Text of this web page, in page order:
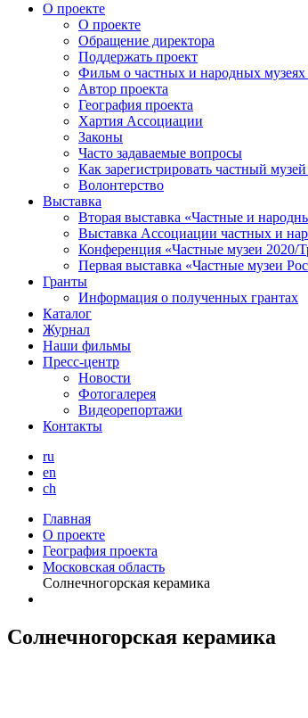
О проекте
О проекте
Обращение директора
Поддержать проект
Фильм о частных и народных музеях
Автор проекта
География проекта
Хартия Ассоциации
Законы
Часто задаваемые вопросы
Как зарегистрировать частный
Волонтерство
Выставка
Вторая выставка «Частные и
Выставка Ассоциации частных и
Конференция «Частные музеи 2020/
Первая выставка «Частные музеи
Гранты
Информация о полученных грантах
Каталог
Журнал
Наши фильмы
Пресс-центр
Новости
Фотогалерея
Видеорепортажи
Контакты
ru
en
ch
Главная
О проекте
География проекта
Московская область
Солнечногорская керамика
Солнечногорская керамика